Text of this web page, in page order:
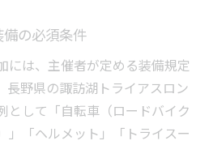
の必須条件
には、主催者が定める装備規定
長野県の諏訪湖トライアスロン
として「自転車（ロードバイク
」「ヘルメット」「トライスー